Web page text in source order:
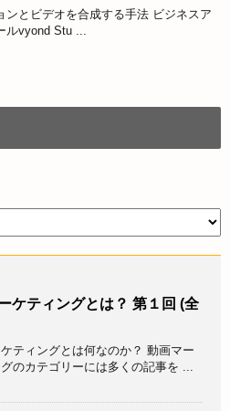
ンとビデオを合成する手法 ビジネスア
ルvyond Stu ...
ケティングとは？ 第１回 (全
ティングとは何なのか？ 動画マー
のカテゴリーには多くの記事を ...